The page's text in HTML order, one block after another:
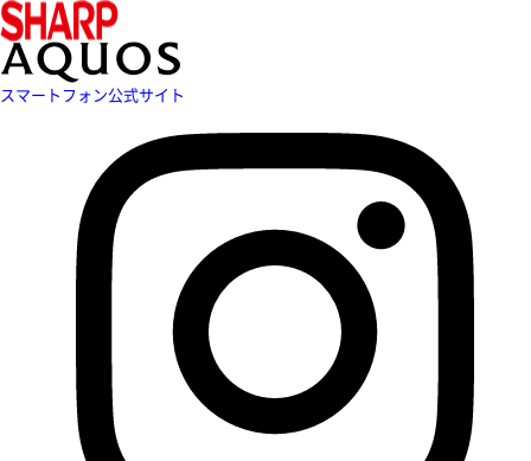
スマートフォン公式サイト